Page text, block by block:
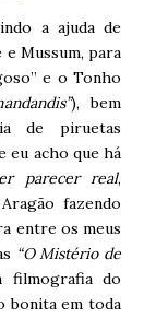
a ajuda de
Mussum, para
e o Tonho
), bem
de piruetas
eu acho que há
parecer real,
fazendo
entre os meus
“O Mistério de
do
bonita em toda